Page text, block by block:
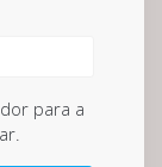
para a